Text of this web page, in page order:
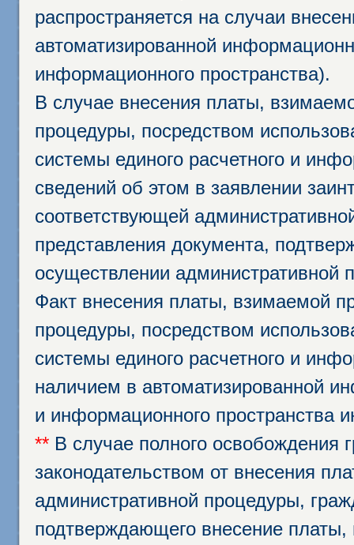
распространяется на случаи
автоматизированной
информационного пространства).
В случае внесения платы,
процедуры, посредством
системы единого расчетного и
сведений об этом в заявлении
соответствующей
представления документа,
осуществлении административной
Факт внесения платы, взимаемой
процедуры, посредством
системы единого расчетного и
наличием в автоматизированной
и информационного пространства
** В случае полного освобождения
законодательством от внесения
административной процедуры,
подтверждающего внесение